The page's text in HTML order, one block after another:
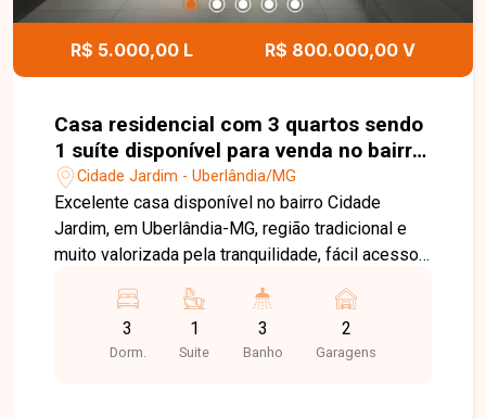
R$ 5.000,00 L R$ 800.000,00 V
Casa residencial com 3 quartos sendo
1 suíte disponível para venda no bairro
Cidade Jardim em Uberlândia - MG.
Cidade Jardim - Uberlândia/MG
Excelente casa disponível no bairro Cidade
Jardim, em Uberlândia-MG, região tradicional e
muito valorizada pela tranquilidade, fácil acesso
escolas, farmácias, padarias e diversos serviços.
O bairro é conhecido por oferecer qualidade de
vida, segurança e ótima infraestrutura urbana,
3
Dorm.
1
Suite
3
Banho
2
Garagens